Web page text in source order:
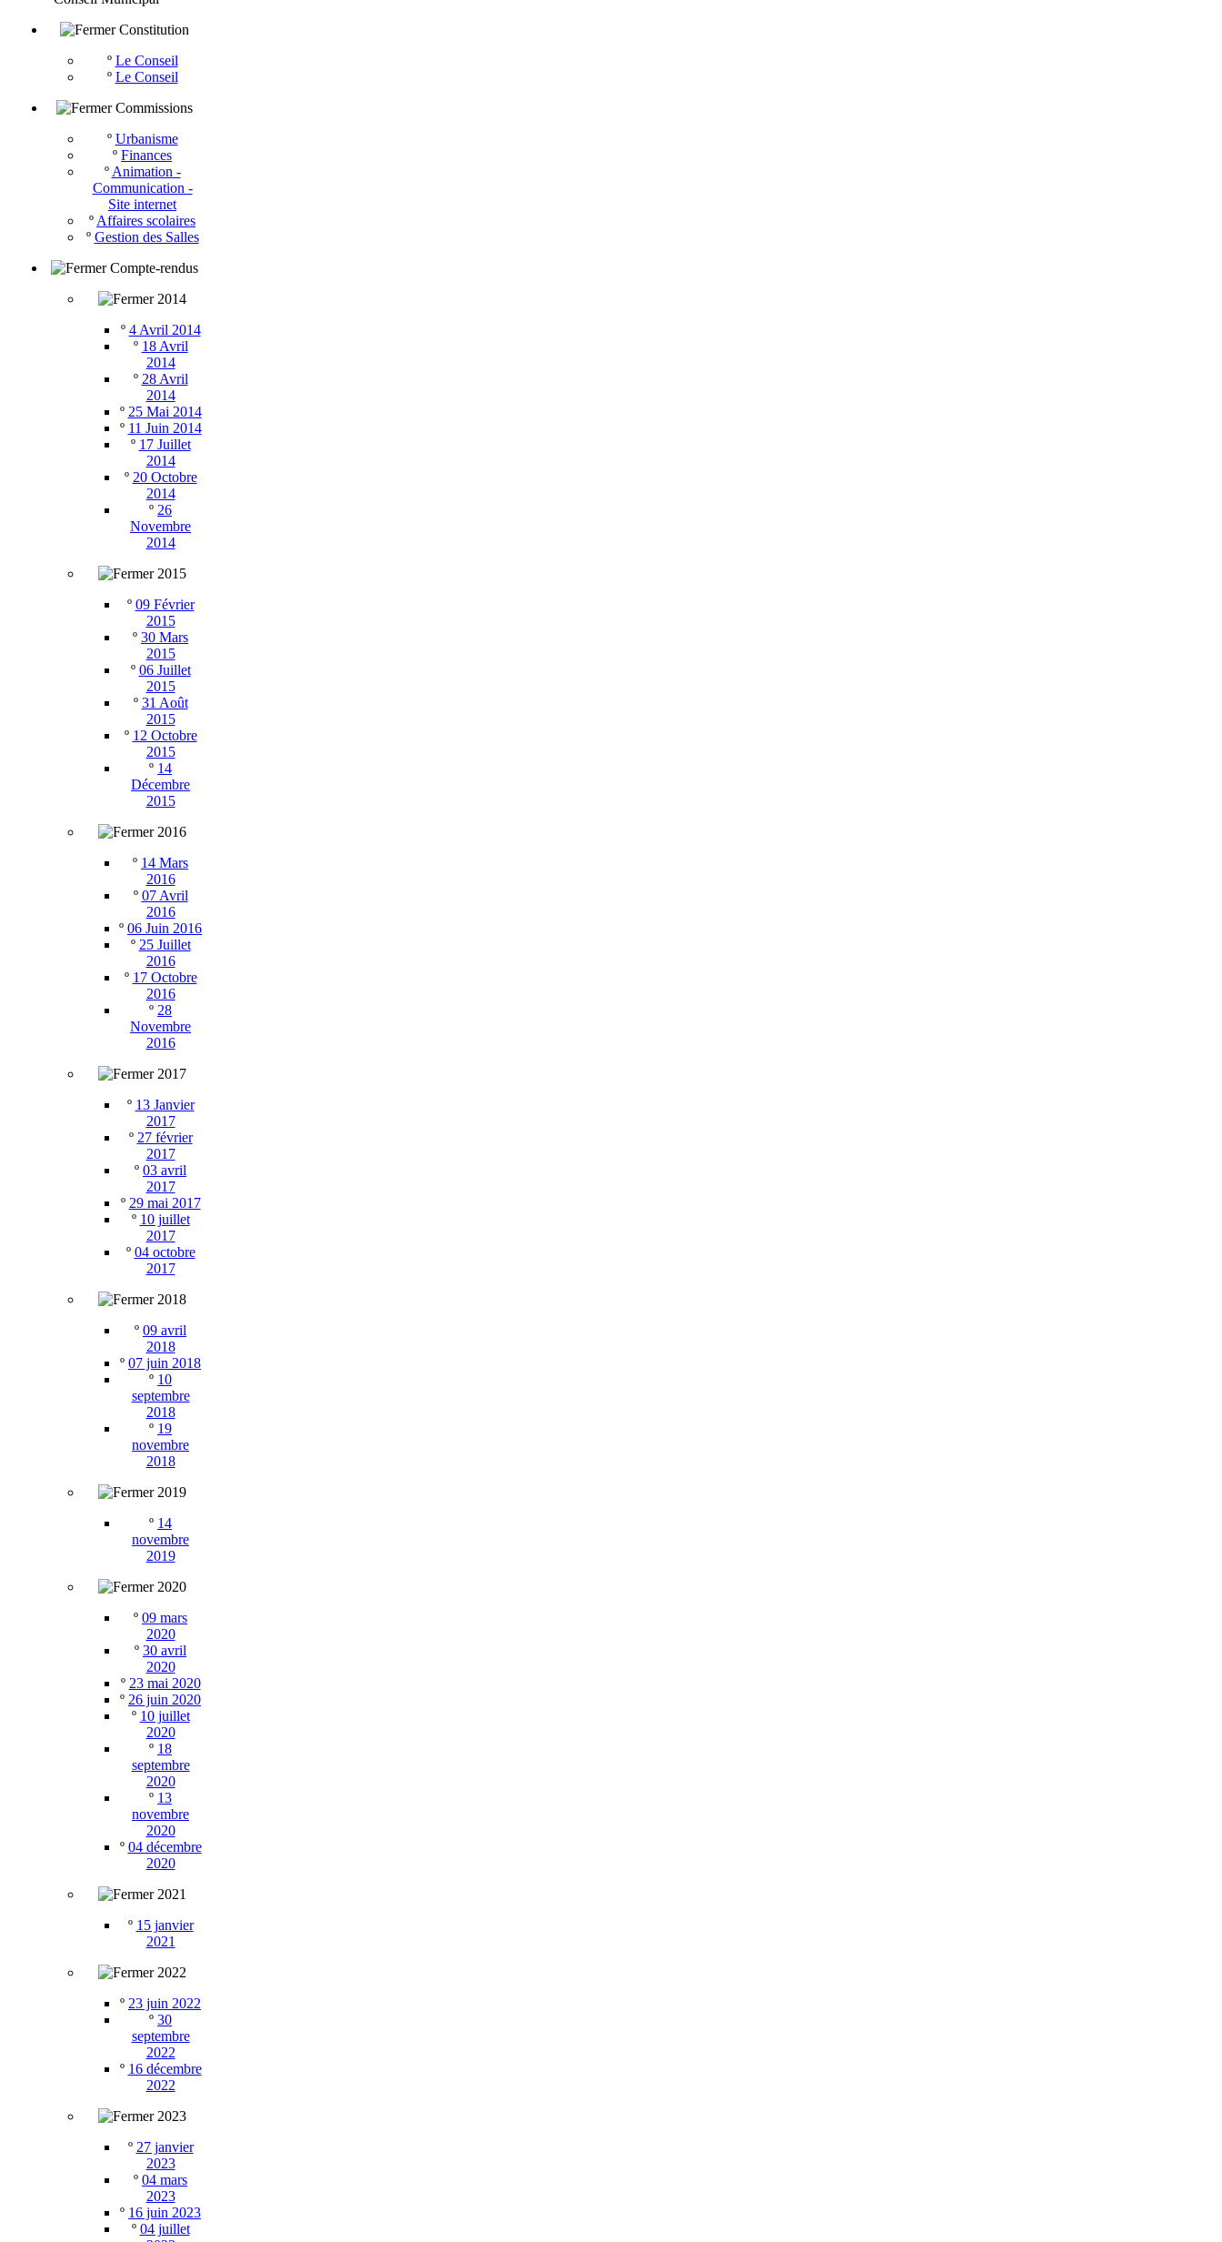
Constitution
º Le Conseil
º Le Conseil
Commissions
º Urbanisme
º Finances
º Animation -
Communication -
Site internet
º Affaires scolaires
º Gestion des Salles
Compte-rendus
2014
º 4 Avril 2014
º 18 Avril
2014
º 28 Avril
2014
º 25 Mai 2014
º 11 Juin 2014
º 17 Juillet
2014
º 20 Octobre
2014
º 26
Novembre
2014
2015
º 09 Février
2015
º 30 Mars
2015
º 06 Juillet
2015
º 31 Août
2015
º 12 Octobre
2015
º 14
Décembre
2015
2016
º 14 Mars
2016
º 07 Avril
2016
º 06 Juin 2016
º 25 Juillet
2016
º 17 Octobre
2016
º 28
Novembre
2016
2017
º 13 Janvier
2017
º 27 février
2017
º 03 avril
2017
º 29 mai 2017
º 10 juillet
2017
º 04 octobre
2017
2018
º 09 avril
2018
º 07 juin 2018
º 10
septembre
2018
º 19
novembre
2018
2019
º 14
novembre
2019
2020
º 09 mars
2020
º 30 avril
2020
º 23 mai 2020
º 26 juin 2020
º 10 juillet
2020
º 18
septembre
2020
º 13
novembre
2020
º 04 décembre
2020
2021
º 15 janvier
2021
2022
º 23 juin 2022
º 30
septembre
2022
º 16 décembre
2022
2023
º 27 janvier
2023
º 04 mars
2023
º 16 juin 2023
º 04 juillet